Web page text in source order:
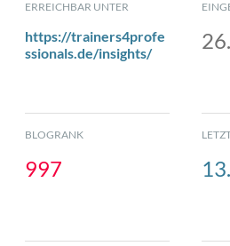
ERREICHBAR UNTER
https://trainers4profe
ssionals.de/insights/
BLOGRANK
997